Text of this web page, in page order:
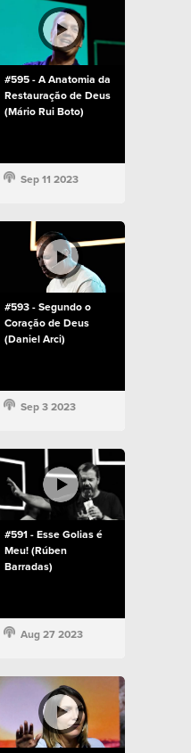
#595 - A Anatomia da
Restauração de Deus
(Mário Rui Boto)
Sep 11 2023
#593 - Segundo o
Coração de Deus
(Daniel Arci)
Sep 3 2023
#591 - Esse Golias é
Meu! (Rúben
Barradas)
Aug 27 2023